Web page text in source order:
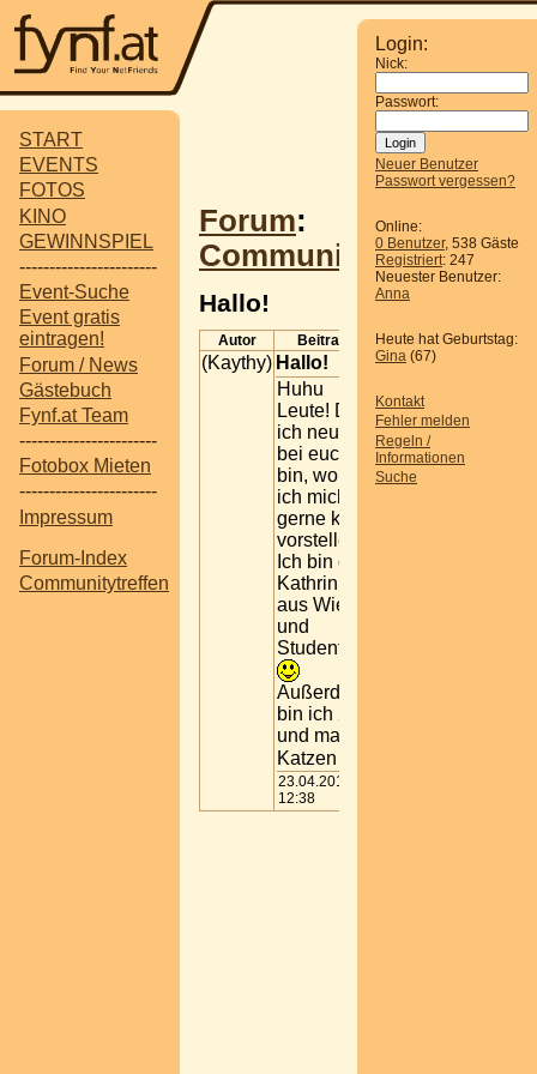
START
EVENTS
FOTOS
KINO
GEWINNSPIEL
-----------------------
Event-Suche
Event gratis
eintragen!
Forum / News
Gästebuch
Fynf.at Team
-----------------------
Fotobox Mieten
-----------------------
Impressum
Forum-Index
Communitytreffen
Login:
Nick:
Passwort:
Neuer Benutzer
Passwort vergessen?
Online:
0 Benutzer, 538 Gäste
Registriert: 247
Neuester Benutzer:
Anna
Heute hat Geburtstag:
Gina (67)
Kontakt
Fehler melden
Regeln /
Informationen
Suche
Forum:
Communitytreffen
Hallo!
Autor Beitrag
(Kaythy) Hallo!
Huhu
Leute! Da
ich neu
bei euch
bin, wollte
ich mich
gerne kurz
vorstellen:
Ich bin die
Kathrin
aus Wien
und
Studentin
Außerdem
bin ich 23
und mag
Katzen
23.04.2013
12:38